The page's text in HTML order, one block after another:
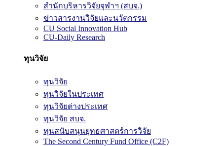
สำนักบริหารวิจัยจุฬาฯ (สบจ.)
ข่าวสารงานวิจัยและนวัตกรรม
CU Social Innovation Hub
CU-Daily Research
ทุนวิจัย
ทุนวิจัย
ทุนวิจัยในประเทศ
ทุนวิจัยต่างประเทศ
ทุนวิจัย สบจ.
ทุนสนับสนุนยุทธศาสตร์การวิจัย
The Second Century Fund Office (C2F)